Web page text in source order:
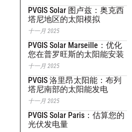
PVGIS Solar 图卢兹：奥克西
塔尼地区的太阳模拟
十一月 2025
PVGIS Solar Marseille：优化
您在普罗旺斯的太阳能安装
十一月 2025
PVGIS 洛里昂太阳能：布列
塔尼南部的太阳能发电
十一月 2025
PVGIS Solar Paris：估算您的
光伏发电量